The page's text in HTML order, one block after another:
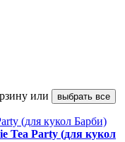
или выбрать все
Tea Party (для кукол